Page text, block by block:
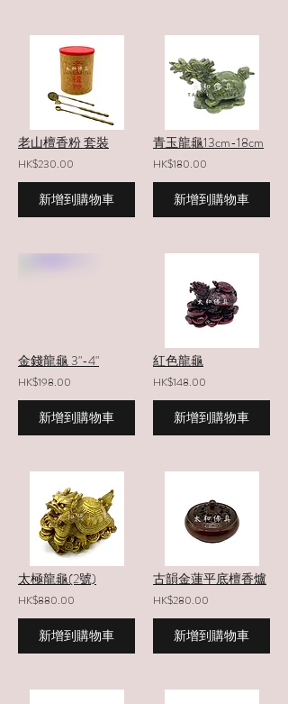
老山檀香粉 套裝
HK$230.00
新增到購物車
青玉龍龜13cm-18cm
HK$180.00
新增到購物車
金錢龍龜 3"-4"
HK$198.00
新增到購物車
紅色龍龜
HK$148.00
新增到購物車
太極龍龜(2號)
HK$880.00
新增到購物車
古韻金蓮平底檀香爐
HK$280.00
新增到購物車